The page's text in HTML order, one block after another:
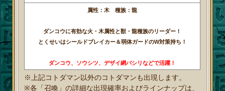
属性：木 種族：龍
ダンコウに有効な火・木属性と獣・龍種族のリーダー！
とくせいはシールドブレイカー＆弱体ガードのW対策持ち！
ダンコウ、ソウシツ、デザイ網バシリなどで活躍！
※上記コトダマン以外のコトダマンも出現します。
※各「召喚」の詳細な出現確率およびラインナップは、